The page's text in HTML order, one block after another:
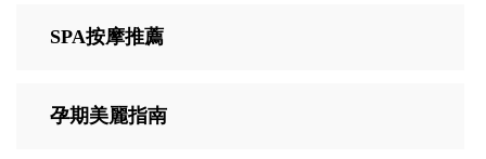
SPA按摩推薦
孕期美麗指南